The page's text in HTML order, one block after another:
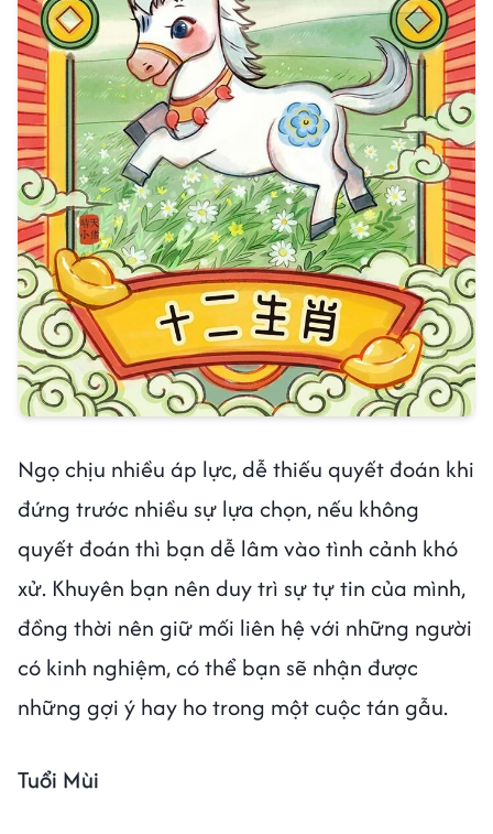
Ngọ chịu nhiều áp lực, dễ thiếu quyết đoán khi
đứng trước nhiều sự lựa chọn, nếu không
quyết đoán thì bạn dễ lâm vào tình cảnh khó
xử. Khuyên bạn nên duy trì sự tự tin của mình,
đồng thời nên giữ mối liên hệ với những người
có kinh nghiệm, có thể bạn sẽ nhận được
những gợi ý hay ho trong một cuộc tán gẫu.
Tuổi Mùi